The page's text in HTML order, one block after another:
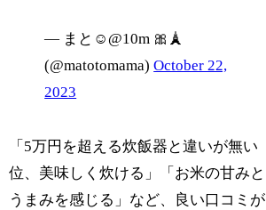
— まと☺︎@10m 🎀🗼
(@matotomama)October 22,
2023
「5万円を超える炊飯器と違いが無い
位、美味しく炊ける」「お米の甘みと
うまみを感じる」など、良い口コミが